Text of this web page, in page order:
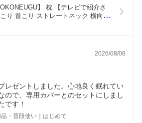
】 枕 【テレビで紹介さ
り 首こり ストレートネック 横向き
2026/08/08
レゼントしました。心地良く眠れてい
ので、専用カバーとのセットにしまし
です！
・普段使い｜はじめて